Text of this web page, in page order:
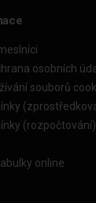
osobních
souborů
(rozpočtování)
online